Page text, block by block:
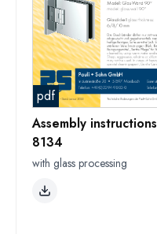
pdf
Assembly instructions
8134
with glass processing